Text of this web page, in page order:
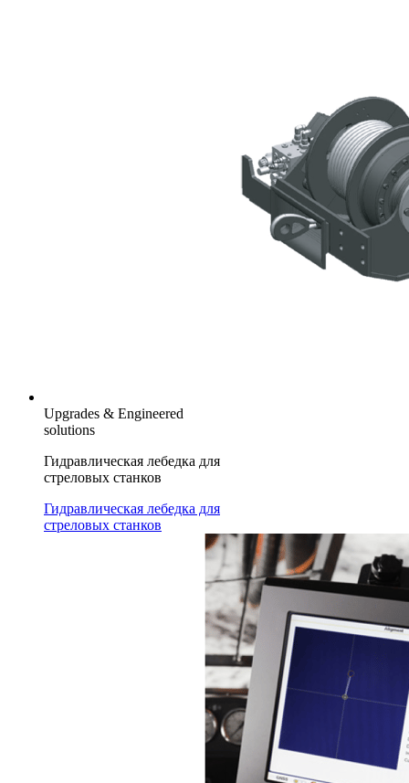
Upgrades & Engineered
solutions
Гидравлическая лебедка для
стреловых станков
Гидравлическая лебедка для
стреловых станков